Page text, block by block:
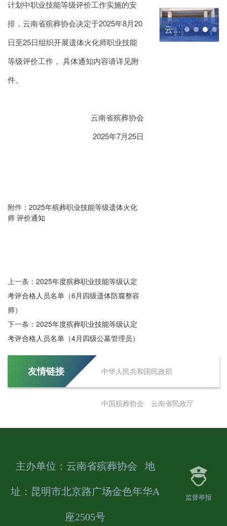
计划中职业技能等级评价工作实施的安
排，云南省殡葬协会决定于2025年8月20
日至25日组织开展遗体火化师职业技能
等级评价工作， 具体通知内容请详见附
件。
云南省殡葬协会
2025年7月25日
附件： 2025年殡葬职业技能等级遗体火化
师 评价通知
上一条： 2025年度殡葬职业技能等级认定
考评合格人员名单（6月四级遗体防腐整容
师）
下一条： 2025年度殡葬职业技能等级认定
考评合格人员名单（4月四级公墓管理员）
2025年12月22日至25日，昭通市殡葬服务管理能力提升专题培训班顺利举办，分三期覆盖行业管理人员及一线从业人员170余人，云南省殡葬协会承担了第二、三期一线人员的实操培训师资工作。此次培训是协会推进殡葬职业技能人才培养的具体实践，也标志着全省殡葬基层岗位技能轮训正式启动。 2023年12月—2024年12月，协会通过一年的时间完成了殡葬四个职业的首轮评价。2025年4月25日至30日，云南省殡葬行业公墓管理员四级/中级评价的顺利组织标志着云南省殡葬行业职业技能等级评价工作进入常态化推进阶段。 云南省殡葬行业职业技能等级首轮评价工作圆满收官——2024年云南省殡葬行业殡仪服务员技能评价工作顺利组织
友情链接 中华人民共和国民政部
中国殡葬协会 云南省民政厅
主办单位：云南省殡葬协会 地
址：昆明市北京路广场金色年华A
座2505号
监督举报